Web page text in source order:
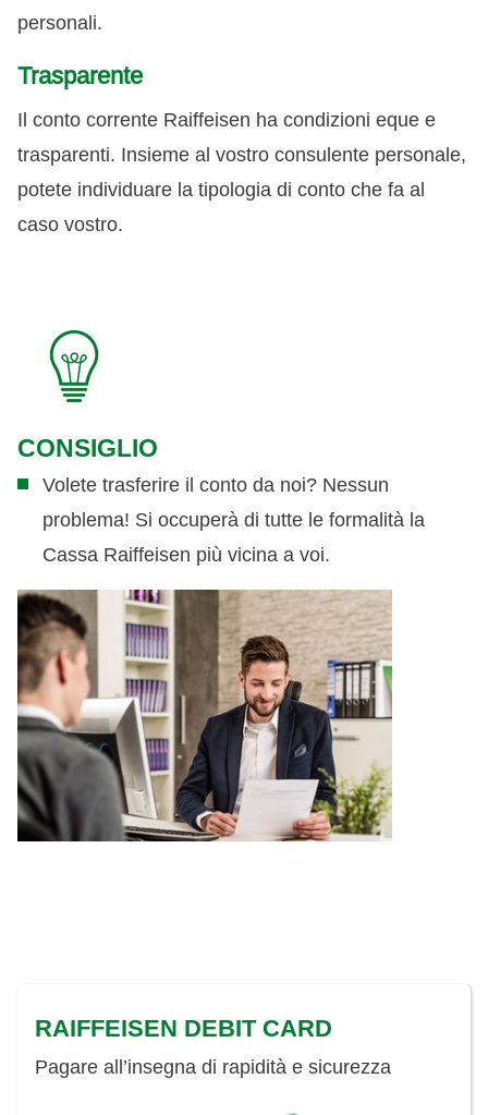
personali.
Trasparente
Il conto corrente Raiffeisen ha condizioni eque e
trasparenti. Insieme al vostro consulente personale,
potete individuare la tipologia di conto che fa al
caso vostro.
CONSIGLIO
Volete trasferire il conto da noi? Nessun
problema! Si occuperà di tutte le formalità la
Cassa Raiffeisen più vicina a voi.
RAIFFEISEN DEBIT CARD
Pagare all’insegna di rapidità e sicurezza